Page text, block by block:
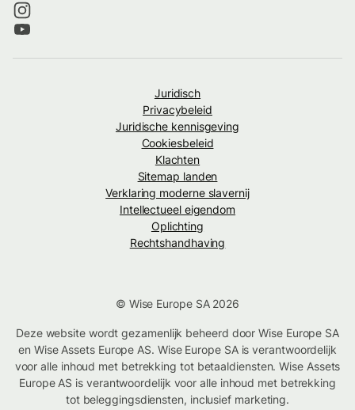
Juridisch
Privacybeleid
Juridische kennisgeving
Cookiesbeleid
Klachten
Sitemap landen
Verklaring moderne slavernij
Intellectueel eigendom
Oplichting
Rechtshandhaving
© Wise Europe SA 2026
Deze website wordt gezamenlijk beheerd door Wise Europe SA
en Wise Assets Europe AS. Wise Europe SA is verantwoordelijk
voor alle inhoud met betrekking tot betaaldiensten. Wise Assets
Europe AS is verantwoordelijk voor alle inhoud met betrekking
tot beleggingsdiensten, inclusief marketing.